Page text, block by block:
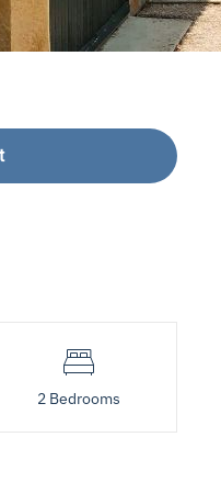
2 Bedrooms